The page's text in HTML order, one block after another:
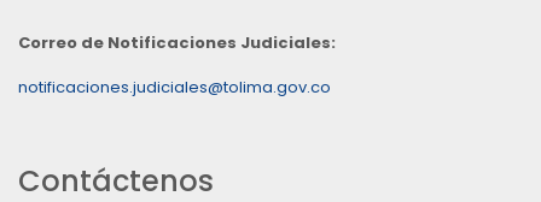
Correo de Notificaciones Judiciales:
notificaciones.judiciales@tolima.gov.co
Contáctenos